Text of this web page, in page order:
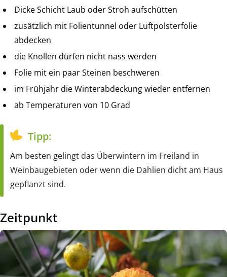
Dicke Schicht Laub oder Stroh aufschütten
zusätzlich mit Folientunnel oder Luftpolsterfolie
abdecken
die Knollen dürfen nicht nass werden
Folie mit ein paar Steinen beschweren
im Frühjahr die Winterabdeckung wieder entfernen
ab Temperaturen von 10 Grad
Tipp:
Am besten gelingt das Überwintern im Freiland in
Weinbaugebieten oder wenn die Dahlien dicht am Haus
gepflanzt sind.
Zeitpunkt